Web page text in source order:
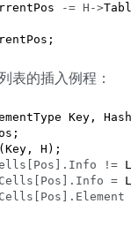
-= H->
表的插入例程：
Key,
H);
!=
=